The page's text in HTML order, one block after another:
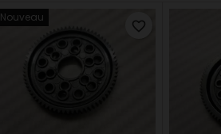
Nouveau
favorite_border